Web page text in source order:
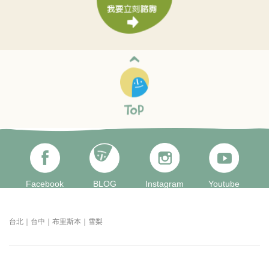
Facebook BLOG Instagram Youtube
台北｜台中｜布里斯本｜雪梨